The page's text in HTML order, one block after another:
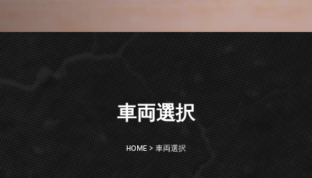
車両選択
HOME > 車両選択